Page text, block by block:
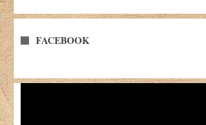
FACEBOOK